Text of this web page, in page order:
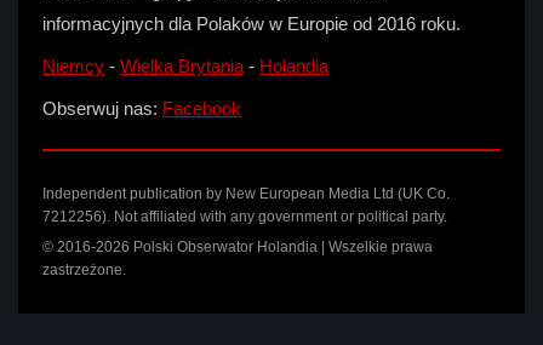
informacyjnych dla Polaków w Europie od 2016 roku.
Niemcy - Wielka Brytania - Holandia
Obserwuj nas: Facebook
Independent publication by New European Media Ltd (UK Co.
7212256). Not affiliated with any government or political party.
© 2016-2026 Polski Obserwator Holandia | Wszelkie prawa
zastrzeżone.